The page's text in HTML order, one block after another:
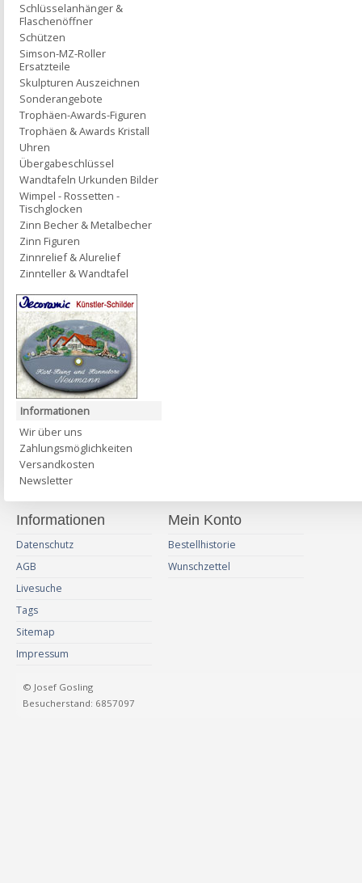
Schlüsselanhänger &
Flaschenöffner
Schützen
Simson-MZ-Roller
Ersatzteile
Skulpturen Auszeichnen
Sonderangebote
Trophäen-Awards-Figuren
Trophäen & Awards Kristall
Uhren
Übergabeschlüssel
Wandtafeln Urkunden Bilder
Wimpel - Rossetten -
Tischglocken
Zinn Becher & Metalbecher
Zinn Figuren
Zinnrelief & Alurelief
Zinnteller & Wandtafel
Informationen
Wir über uns
Zahlungsmöglichkeiten
Versandkosten
Newsletter
Informationen
Datenschutz
AGB
Livesuche
Tags
Sitemap
Impressum
Mein Konto
Bestellhistorie
Wunschzettel
© Josef Gosling
Besucherstand: 6857097